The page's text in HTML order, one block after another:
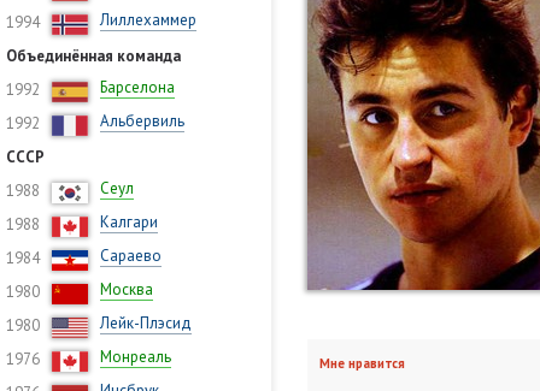
1994
Лиллехаммер
Объединённая команда
1992
Барселона
1992
Альбервиль
СССР
1988
Сеул
1988
Калгари
1984
Сараево
1980
Москва
1980
Лейк-Плэсид
1976
Монреаль
Мне нравится